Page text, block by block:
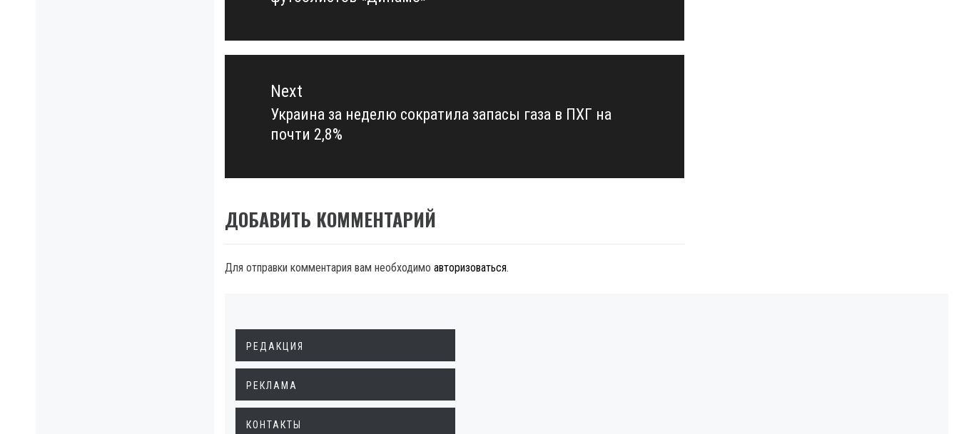
post:
Next
Next
post:
Украина за неделю сократила запасы газа в ПХГ на
почти 2,8%
ДОБАВИТЬ КОММЕНТАРИЙ
Для отправки комментария вам необходимо авторизоваться.
РЕДАКЦИЯ
РЕКЛАМА
КОНТАКТЫ